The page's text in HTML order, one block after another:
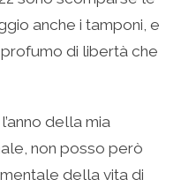
anche i tamponi, e
di libertà che
della mia
non posso però
della vita di